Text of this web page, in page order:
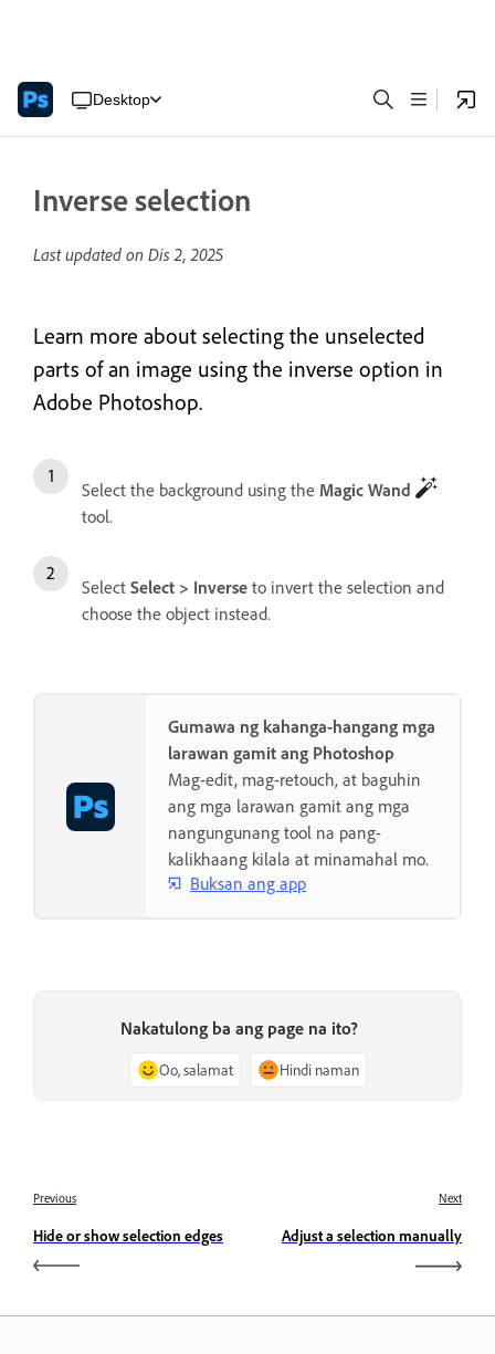
Desktop
Inverse selection
Last updated on Dis 2, 2025
Learn more about selecting the unselected
parts of an image using the inverse option in
Adobe Photoshop.
Select the background using the Magic Wand
tool.
Select Select > Inverse to invert the selection and
choose the object instead.
Gumawa ng kahanga-hangang mga
larawan gamit ang Photoshop
Mag-edit, mag-retouch, at baguhin
ang mga larawan gamit ang mga
nangungunang tool na pang-
kalikhaang kilala at minamahal mo.
Buksan ang app
Nakatulong ba ang page na ito?
Oo, salamat Hindi naman
Previous
Hide or show selection edges
Next
Adjust a selection manually